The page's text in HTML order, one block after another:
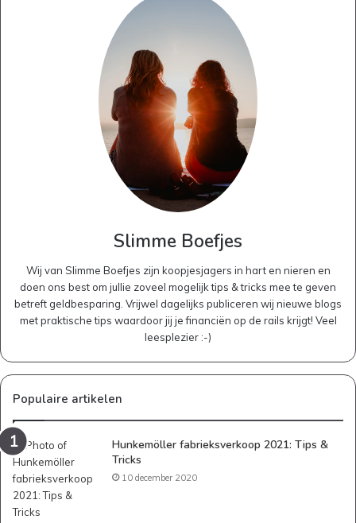
Slimme Boefjes
Wij van Slimme Boefjes zijn koopjesjagers in hart en nieren en
doen ons best om jullie zoveel mogelijk tips & tricks mee te geven
betreft geldbesparing. Vrijwel dagelijks publiceren wij nieuwe blogs
met praktische tips waardoor jij je financiën op de rails krijgt! Veel
leesplezier :-)
Populaire artikelen
Hunkemöller fabrieksverkoop 2021: Tips &
Tricks
10 december 2020